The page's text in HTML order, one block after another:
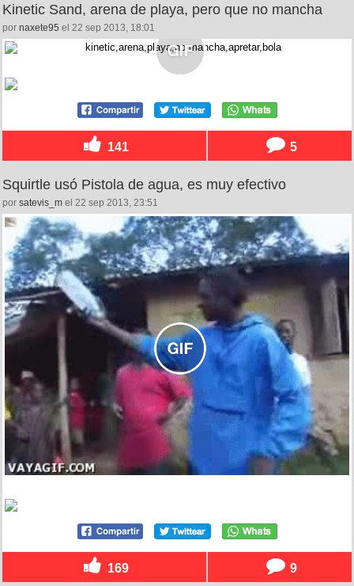
Kinetic Sand, arena de playa, pero que no mancha
por naxete95 el 22 sep 2013, 18:01
141 5
Squirtle usó Pistola de agua, es muy efectivo
por satevis_m el 22 sep 2013, 23:51
169 9